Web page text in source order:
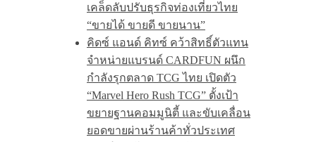
เคล็ดลับปรับธุรกิจท่องเที่ยวไทย
“ขายได้ ขายดี ขายนาน”
คิดซ์ แอนด์ คิทซ์ คว้าสิทธิ์ตัวแทน
จำหน่ายแบรนด์ CARDFUN ผนึก
กำลังรุกตลาด TCG ไทย เปิดตัว
“Marvel Hero Rush TCG” ตั้งเป้า
ขยายฐานคอมมูนิตี้ และขับเคลื่อน
ยอดขายผ่านร้านค้าทั่วประเทศ